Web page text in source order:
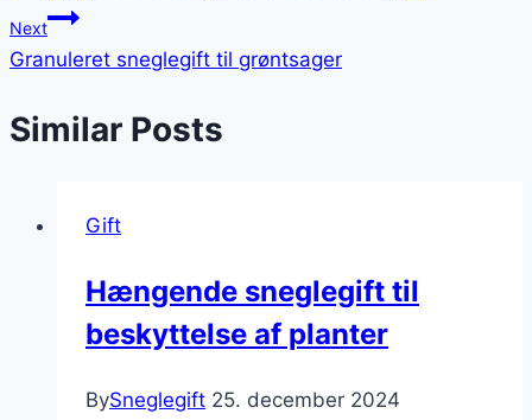
Next
Granuleret sneglegift til grøntsager
Similar Posts
Gift
Hængende sneglegift til
beskyttelse af planter
BySneglegift 25. december 2024